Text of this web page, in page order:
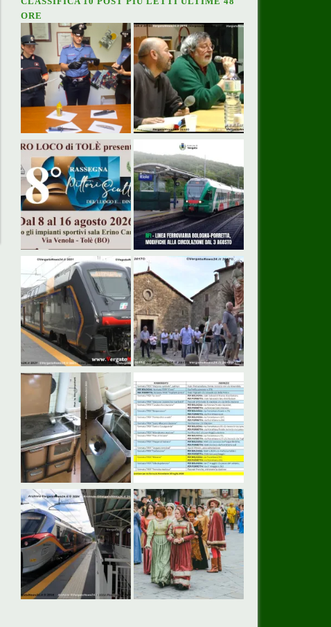
ORE